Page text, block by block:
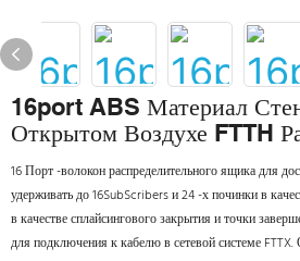
16port ABS Материал
Открытом Воздухе FTTH
16 Порт -волокон распределительного ящика для
удерживать до 16SubScribers и 24 -х починки в
в качестве сплайсингового закрытия и точки
для подключения к кабелю в сетевой системе FTTX.